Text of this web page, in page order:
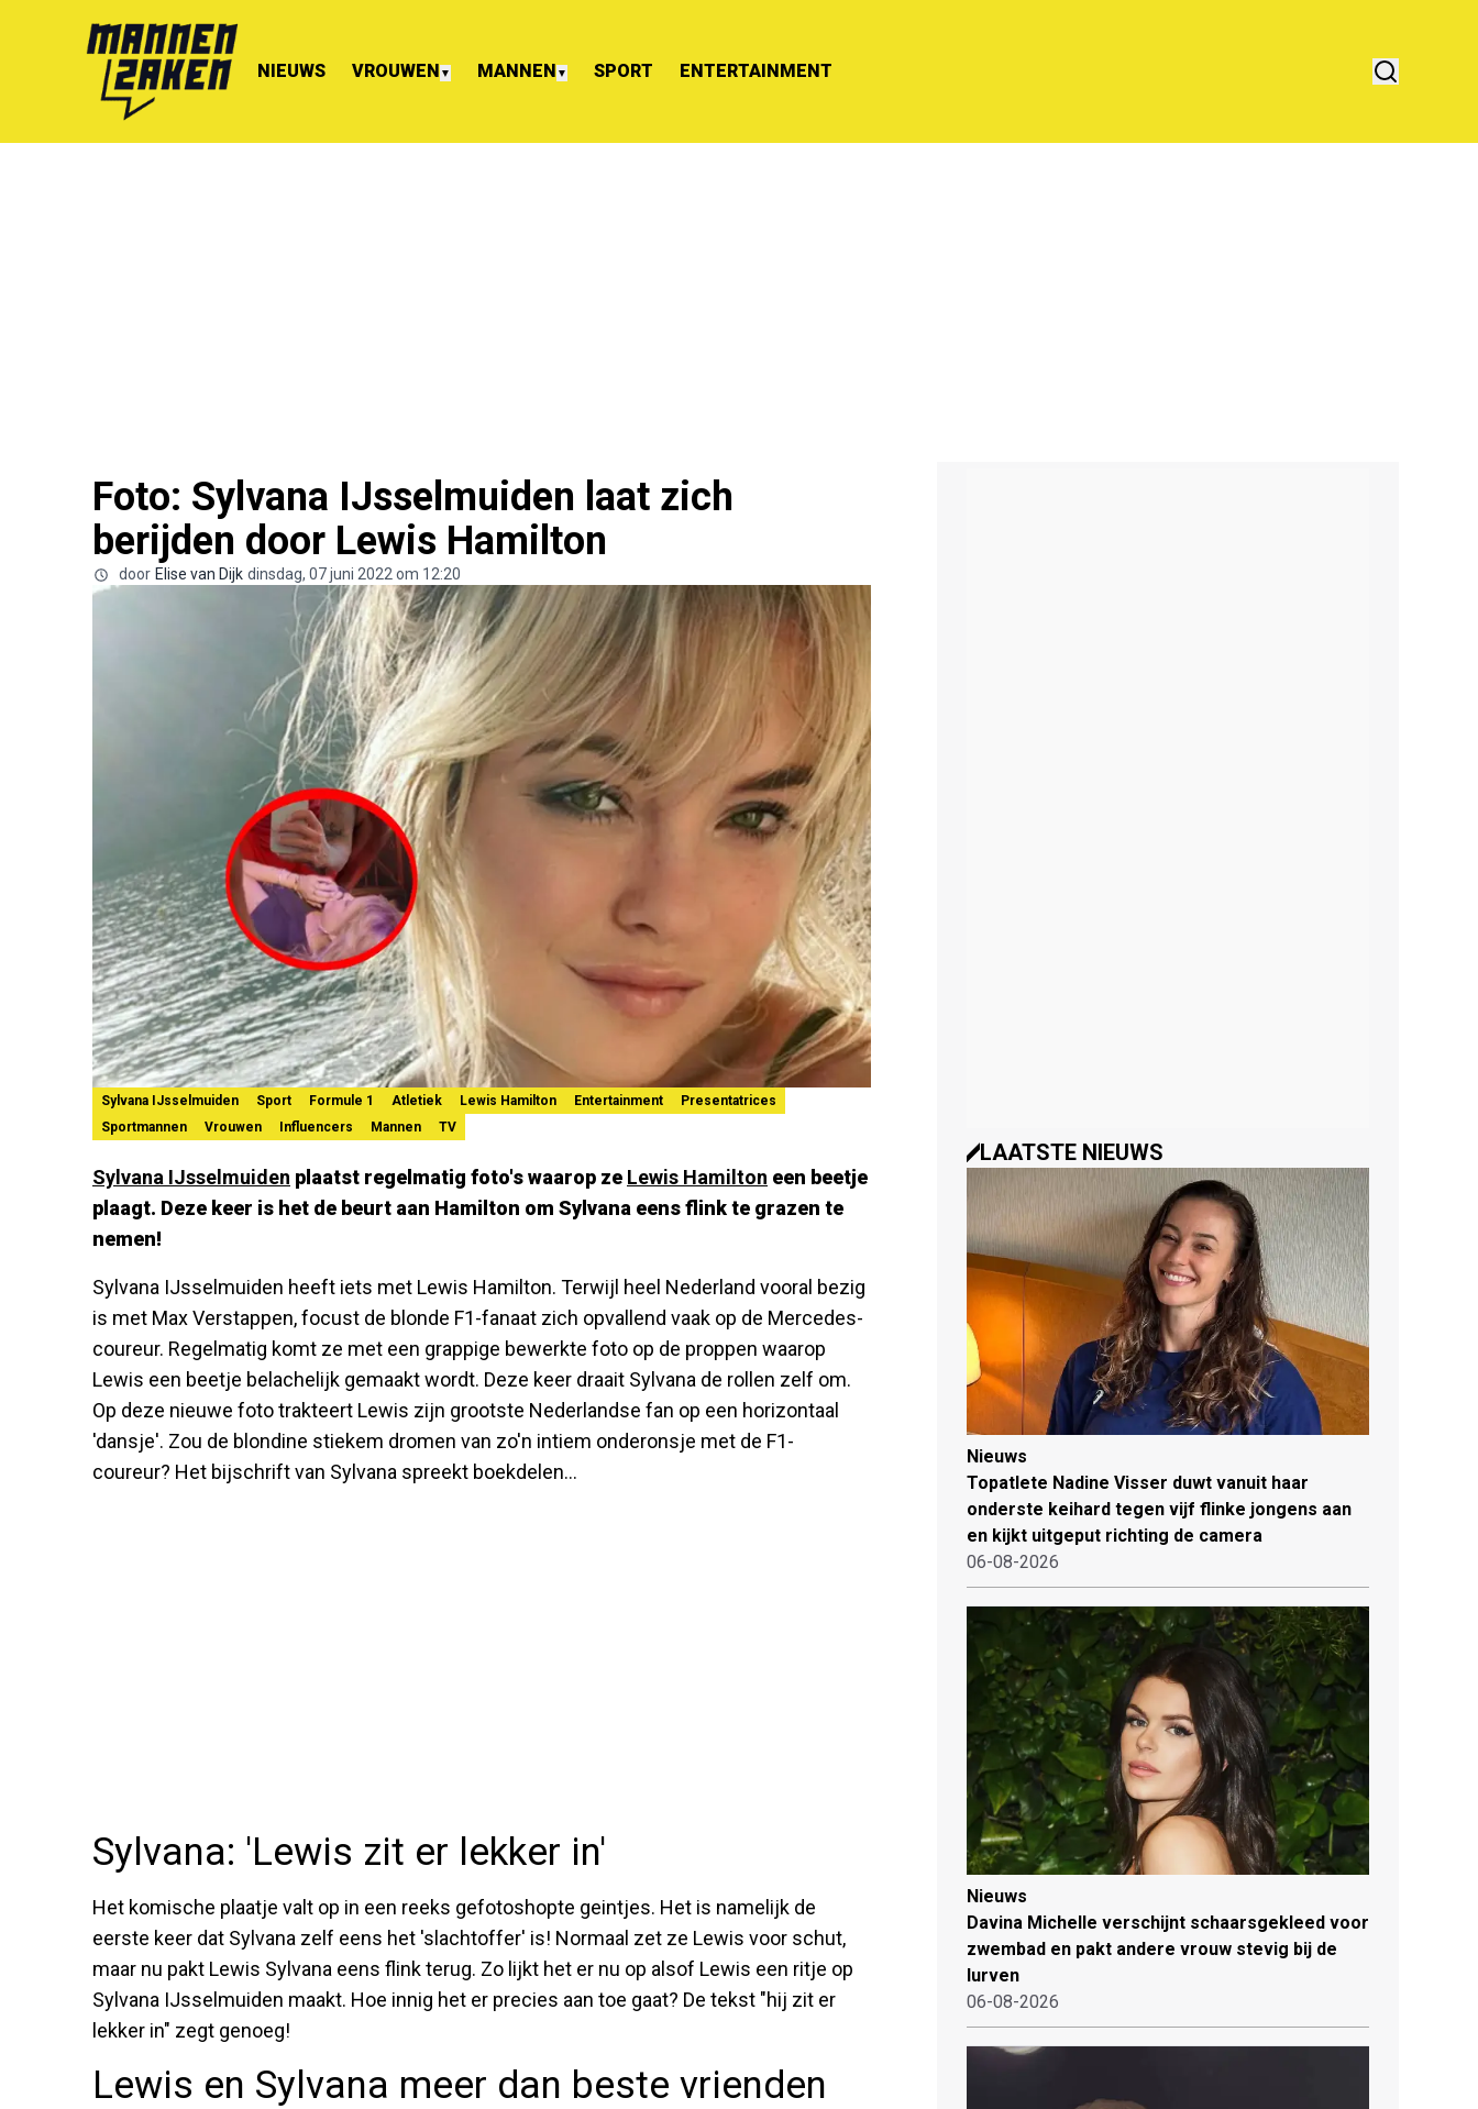
NIEUWS VROUWEN ▼ MANNEN ▼ SPORT ENTERTAINMENT
Foto: Sylvana IJsselmuiden laat zich
berijden door Lewis Hamilton
door Elise van Dijk dinsdag, 07 juni 2022 om 12:20
Sylvana IJsselmuiden Sport Formule 1 Atletiek Lewis Hamilton Entertainment
Presentatrices
Sportmannen
Vrouwen Influencers Mannen TV
Sylvana IJsselmuiden plaatst regelmatig foto's waarop ze Lewis Hamilton een beetje
plaagt. Deze keer is het de beurt aan Hamilton om Sylvana eens flink te grazen te
nemen!
Sylvana IJsselmuiden heeft iets met Lewis Hamilton. Terwijl heel Nederland vooral bezig
is met Max Verstappen, focust de blonde F1-fanaat zich opvallend vaak op de Mercedes-
coureur. Regelmatig komt ze met een grappige bewerkte foto op de proppen waarop
Lewis een beetje belachelijk gemaakt wordt. Deze keer draait Sylvana de rollen zelf om.
Op deze nieuwe foto trakteert Lewis zijn grootste Nederlandse fan op een horizontaal
'dansje'. Zou de blondine stiekem dromen van zo'n intiem onderonsje met de F1-
coureur? Het bijschrift van Sylvana spreekt boekdelen...
Sylvana: 'Lewis zit er lekker in'
Het komische plaatje valt op in een reeks gefotoshopte geintjes. Het is namelijk de
eerste keer dat Sylvana zelf eens het 'slachtoffer' is! Normaal zet ze Lewis voor schut,
maar nu pakt Lewis Sylvana eens flink terug. Zo lijkt het er nu op alsof Lewis een ritje op
Sylvana IJsselmuiden maakt. Hoe innig het er precies aan toe gaat? De tekst "hij zit er
lekker in" zegt genoeg!
Lewis en Sylvana meer dan beste vrienden
LAATSTE NIEUWS
Nieuws
Topatlete Nadine Visser duwt vanuit haar
onderste keihard tegen vijf flinke jongens aan
en kijkt uitgeput richting de camera
06-08-2026
Nieuws
Davina Michelle verschijnt schaarsgekleed voor
zwembad en pakt andere vrouw stevig bij de
lurven
06-08-2026